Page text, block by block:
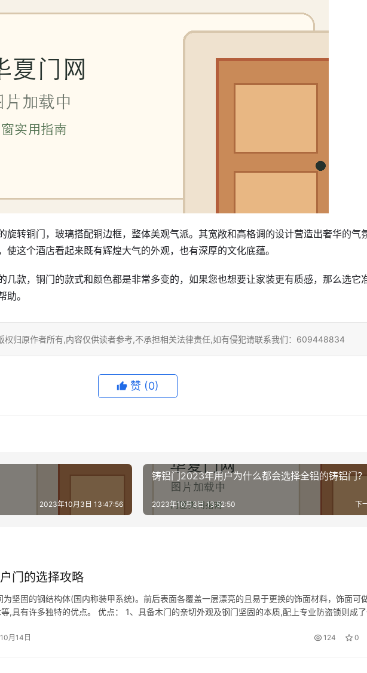
旋转铜门，玻璃搭配铜边框，整体美观气派。其宽敞和高格调的设计营造出奢华的气
使这个酒店看起来既有辉煌大气的外观，也有深厚的文化底蕴。
几款，铜门的款式和颜色都是非常多变的，如果您也想要让家装更有质感，那么选它
。
权归原作者所有,内容仅供读者参考,不承担相关法律责任,如有侵犯请联系我们：609448834
赞 (0)
2023年10月3日 13:47:56
铸铝门2023年用户为什么都会选择全铝的铸铝门？
下
2023年10月3日 13:52:50
门的选择攻略
坚固的钢结构体(国内称装甲系统)。前后表面各覆盖一层漂亮的且易于更换的饰面材料，饰面可
,具有许多独特的优点。 优点： 1、具备木门的亲切外观及钢门坚固的本质,配上专业防盗锁则成
月14日 124 0